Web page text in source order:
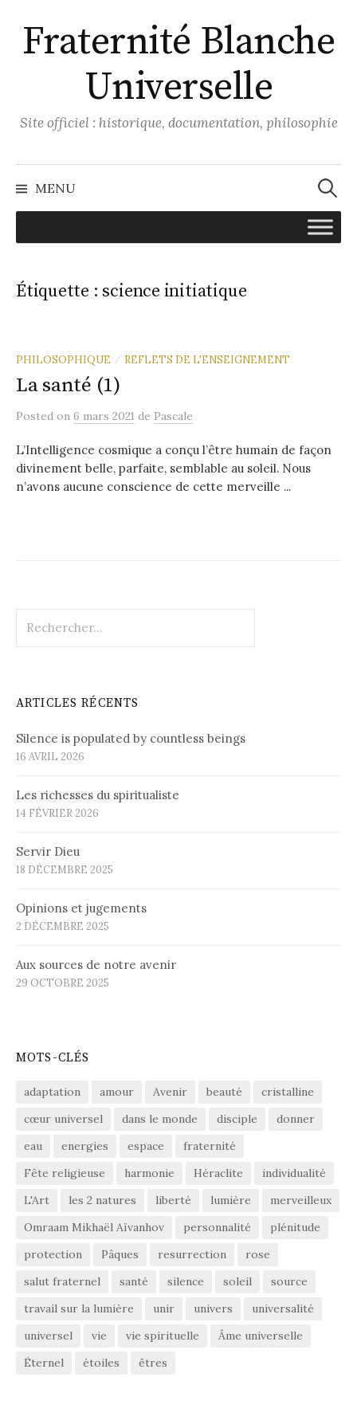
au
contenu
Fraternité Blanche
Universelle
Site officiel : historique, documentation, philosophie
MENU
Étiquette : science initiatique
PHILOSOPHIQUE / REFLETS DE L'ENSEIGNEMENT
La santé (1)
Posted on 6 mars 2021 de Pascale
L’Intelligence cosmique a conçu l’être humain de façon
divinement belle, parfaite, semblable au soleil. Nous
n’avons aucune conscience de cette merveille ...
ARTICLES RÉCENTS
Silence is populated by countless beings
16 AVRIL 2026
Les richesses du spiritualiste
14 FÉVRIER 2026
Servir Dieu
18 DÉCEMBRE 2025
Opinions et jugements
2 DÉCEMBRE 2025
Aux sources de notre avenir
29 OCTOBRE 2025
MOTS-CLÉS
adaptation amour Avenir beauté
cristalline
cœur universel
dans le monde disciple
donner
eau
energies espace
fraternité
Fête religieuse
harmonie Héraclite
individualité
L'Art
les 2 natures liberté lumière
merveilleux
Omraam Mikhaël Aïvanhov
personnalité
plénitude
protection
Pâques resurrection
rose
salut fraternel
santé silence soleil
source
travail sur la lumière
unir univers
universalité
universel
vie vie spirituelle
Âme universelle
Éternel
étoiles êtres